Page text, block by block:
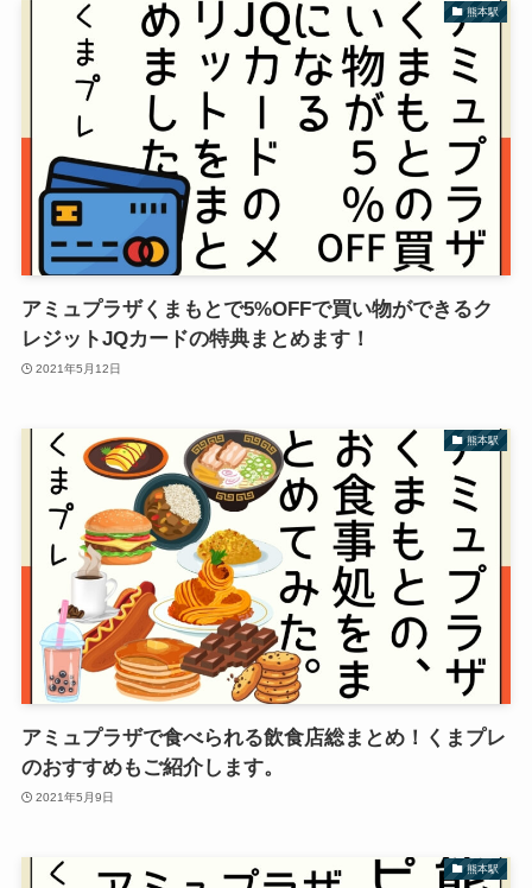
熊本駅
アミュプラザくまもとで5%OFFで買い物ができるク
レジットJQカードの特典まとめます！
2021年5月12日
熊本駅
アミュプラザで食べられる飲食店総まとめ！くまプレ
のおすすめもご紹介します。
2021年5月9日
熊本駅